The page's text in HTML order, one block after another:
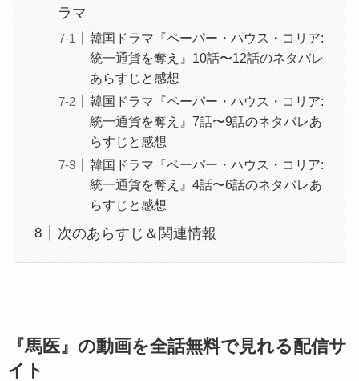
ラマ
韓国ドラマ『ペーパー・ハウス・コリア:
統一通貨を奪え』10話〜12話のネタバレ
あらすじと感想
韓国ドラマ『ペーパー・ハウス・コリア:
統一通貨を奪え』7話〜9話のネタバレあ
らすじと感想
韓国ドラマ『ペーパー・ハウス・コリア:
統一通貨を奪え』4話〜6話のネタバレあ
らすじと感想
次のあらすじ＆関連情報
『馬医』の動画を全話無料で見れる配信サ
イト